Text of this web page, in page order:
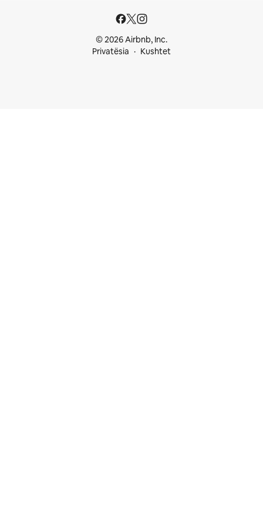
© 2026 Airbnb, Inc.
Privatësia
Kushtet